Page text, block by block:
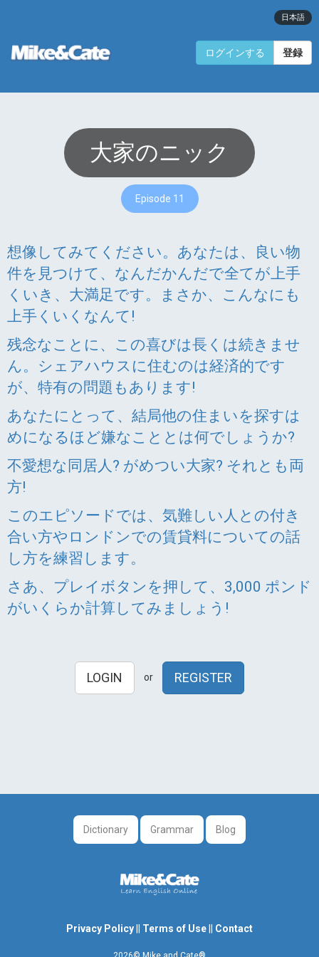
日本語
ログインする 登録
大家のニック
Episode 11
想像してみてください。あなたは、良い物
件を見つけて、なんだかんだで全てが上手
くいき、大満足です。まさか、こんなにも
上手くいくなんて!
残念なことに、この喜びは長くは続きませ
ん。シェアハウスに住むのは経済的です
が、特有の問題もあります!
あなたにとって、結局他の住まいを探すは
めになるほど嫌なこととは何でしょうか?
不愛想な同居人? がめつい大家? それとも両
方!
このエピソードでは、気難しい人との付き
合い方やロンドンでの賃貸料についての話
し方を練習します。
さあ、プレイボタンを押して、3,000 ポンド
がいくらか計算してみましょう!
LOGIN or REGISTER
Dictionary Grammar Blog
Privacy Policy Terms of Use Contact